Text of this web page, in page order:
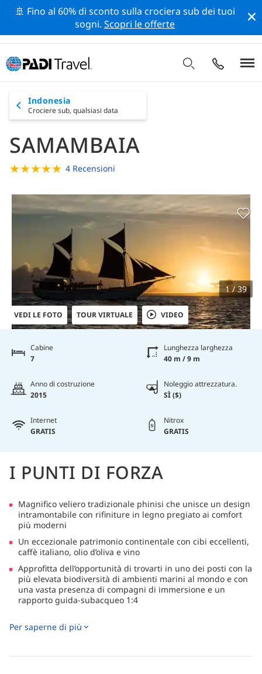
🚢 Fino al 60% di sconto sulla crociera sub dei tuoi
sogni.Scopri le offerte
Indonesia
Crociere sub, qualsiasi data
SAMAMBAIA
★★★★★ 4 Recensioni
VEDI LE FOTO TOUR VIRTUALE VIDEO
1 / 39
Cabine
7
Lunghezza larghezza
40 m / 9 m
Anno di costruzione
2015
Noleggio attrezzatura.
SÌ ($)
Internet
GRATIS
Nitrox
GRATIS
I PUNTI DI FORZA
Magnifico veliero tradizionale phinisi che unisce un design
intramontabile con rifiniture in legno pregiato ai comfort
più moderni
Un eccezionale patrimonio continentale con cibi eccellenti,
caffè italiano, olio d’oliva e vino
Approfitta dell’opportunità di trovarti in uno dei posti con la
più elevata biodiversità di ambienti marini al mondo e con
una vasta presenza di compagni di immersione e un
rapporto guida-subacqueo 1:4
tuo caso, con le sue profonde fosse oceaniche e vulcani
Conosci da vicino i famosi draghi di Komodo quando
Per saperne di più